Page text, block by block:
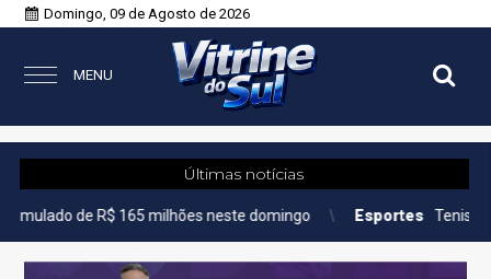
Domingo, 09 de Agosto de 2026
MENU
Últimas notícias
165 milhões neste domingo Esportes Tenista Bia Haddad